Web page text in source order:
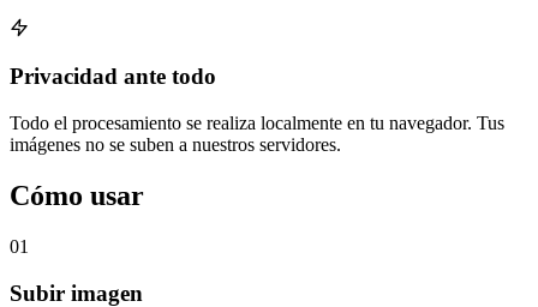
Privacidad ante todo
Todo el procesamiento se realiza localmente en tu navegador. Tus
imágenes no se suben a nuestros servidores.
Cómo usar
01
Subir imagen